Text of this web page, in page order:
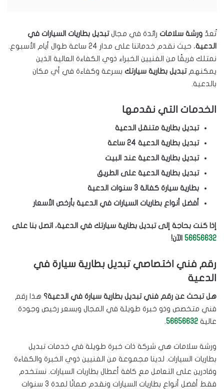
تُعدّ ورشة سلامات رائدة في مجالتبديل بطاريات السيارات في
الدعية
، حيث نقدم خدماتنا على مدار 24 ساعة طوال أيام الأسبوع.
نمتلك فريقًا من الفنيين الخبراء ذوي الكفاءة العالية الذين
يمكنهمتبديل بطارية سيارتك بسرعة وكفاءة في أي مكان
بالدعية.
الخدمات التي نقدمها
تبديل بطارية متنقل الدعية
تبديل بطارية الدعية 24 ساعة
تبديل بطارية الدعية عند البيت
تبديل بطارية الدعية على الطريق
بطارية سيارة كفالة 3 سنوات الدعية
أفضل أنواع بطاريات السيارات في الدعية بأرخص الأسعار
إذا كنت بحاجة إلى تبديل بطارية سيارتك في الدعية، اتصل بنا على
56656632 الآن!
رقم فني اختصاصي تبديل بطارية سيارة في
الدعية
هل تبحث عن رقم فني تبديل بطارية سيارة في الدعية؟ هذا رقم
فني متخصص وذو خبرة طويلة في المجال وبسعر رخيص وجودة
عالية 56656632
.
ورشة سلامات هي شركة ذات خبرة طويلة في خدمات تبديل
بطاريات السيارات. لدينا مجموعة من الفنيين ذوي الخبرة والكفاءة
وقادرين على التعامل مع كافة أعطال بطاريات السيارات. نستخدم
فقط أفضل أنواع بطاريات السيارات ونقدم ضمانًا لمدة 3 سنوات